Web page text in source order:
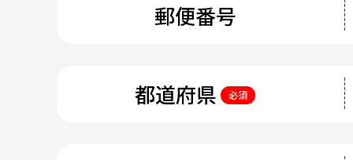
郵便番号
都道府県 必須